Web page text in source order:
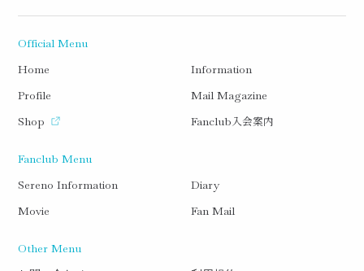
Official Menu
Home
Information
Profile
Mail Magazine
Shop
Fanclub 入会案内
Fanclub Menu
Sereno Information
Diary
Movie
Fan Mail
Other Menu